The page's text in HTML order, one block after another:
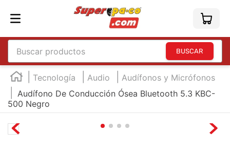
Buscar productos
Tecnología Audio
Audífonos y Micrófonos
Audífono De Conducción Ósea Bluetooth 5.3 KBC-
500 Negro
TÉRMINOS MÁS BUSCADOS
1
england
2.
marcador e300
3